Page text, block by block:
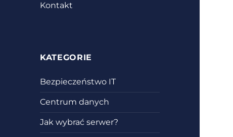
Kontakt
KATEGORIE
Bezpieczeństwo IT
Centrum danych
Jak wybrać serwer?